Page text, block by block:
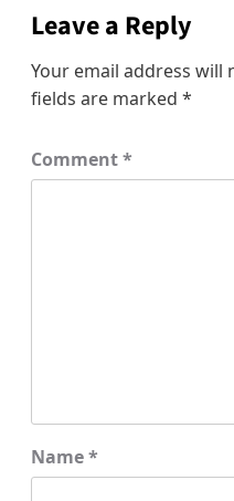
Leave a Reply
Your email address will
fields are marked *
Comment*
Name*